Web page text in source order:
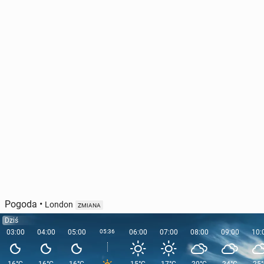
Pogoda • London ZMIANA
Dziś
03:00
04:00 05:00 05:36 06:00 07:00 08:00 09:00